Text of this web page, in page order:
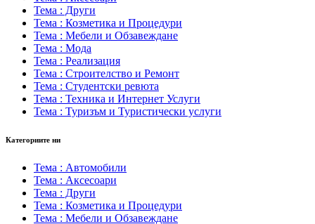
Тема : Други
Тема : Козметика и Процедури
Тема : Мебели и Обзавеждане
Тема : Мода
Тема : Реализация
Тема : Строителство и Ремонт
Тема : Студентски ревюта
Тема : Техника и Интернет Услуги
Тема : Туризъм и Туристически услуги
Категориите ни
Тема : Автомобили
Тема : Аксесоари
Тема : Други
Тема : Козметика и Процедури
Тема : Мебели и Обзавеждане